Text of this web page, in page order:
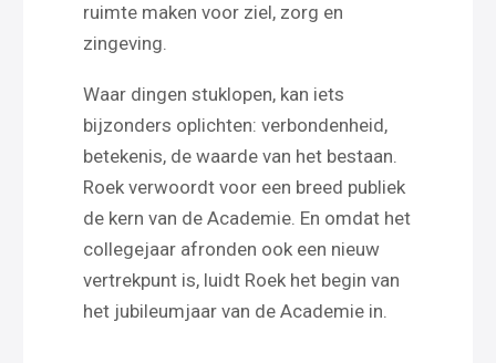
ruimte maken voor ziel, zorg en
zingeving.
Waar dingen stuklopen, kan iets
bijzonders oplichten: verbondenheid,
betekenis, de waarde van het bestaan.
Roek verwoordt voor een breed publiek
de kern van de Academie. En omdat het
collegejaar afronden ook een nieuw
vertrekpunt is, luidt Roek het begin van
het jubileumjaar van de Academie in.